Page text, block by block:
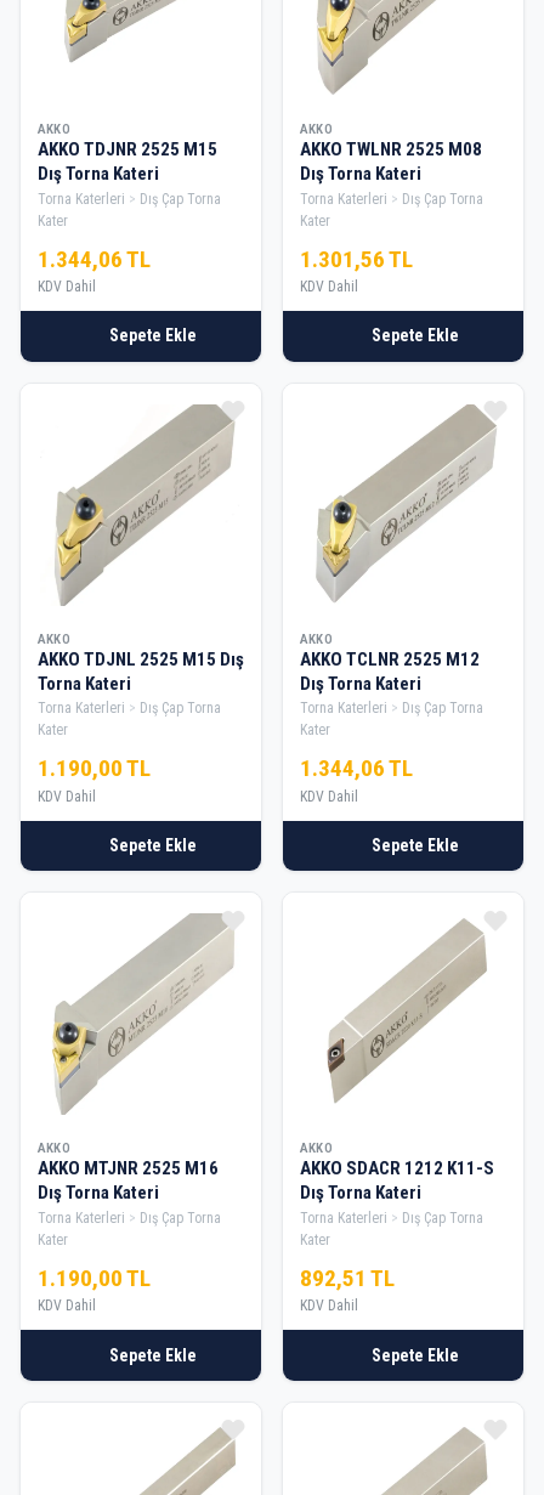
AKKO
AKKO TDJNR 2525 M15
Dış Torna Kateri
Torna Katerleri
Dış Çap Torna
Kater
1.344,06 TL
KDV Dahil
Sepete Ekle
AKKO
AKKO TWLNR 2525 M08
Dış Torna Kateri
Torna Katerleri
Dış Çap Torna
Kater
1.301,56 TL
KDV Dahil
Sepete Ekle
AKKO
AKKO TDJNL 2525 M15 Dış
Torna Kateri
Torna Katerleri
Dış Çap Torna
Kater
1.190,00 TL
KDV Dahil
Sepete Ekle
AKKO
AKKO TCLNR 2525 M12
Dış Torna Kateri
Torna Katerleri
Dış Çap Torna
Kater
1.344,06 TL
KDV Dahil
Sepete Ekle
AKKO
AKKO MTJNR 2525 M16
Dış Torna Kateri
Torna Katerleri
Dış Çap Torna
Kater
1.190,00 TL
KDV Dahil
Sepete Ekle
AKKO
AKKO SDACR 1212 K11-S
Dış Torna Kateri
Torna Katerleri
Dış Çap Torna
Kater
892,51 TL
KDV Dahil
Sepete Ekle